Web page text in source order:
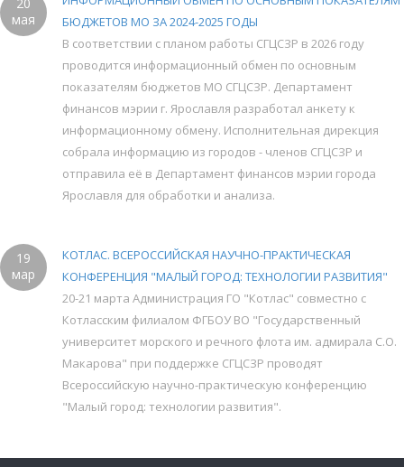
мая
БЮДЖЕТОВ МО ЗА 2024-2025 ГОДЫ
В соответствии с планом работы СГЦСЗР в 2026 году
проводится информационный обмен по основным
показателям бюджетов МО СГЦСЗР. Департамент
финансов мэрии г. Ярославля разработал анкету к
информационному обмену. Исполнительная дирекция
собрала информацию из городов - членов СГЦСЗР и
отправила её в Департамент финансов мэрии города
Ярославля для обработки и анализа.
19
мар
КОТЛАС. ВСЕРОССИЙСКАЯ НАУЧНО-ПРАКТИЧЕСКАЯ
КОНФЕРЕНЦИЯ "МАЛЫЙ ГОРОД: ТЕХНОЛОГИИ РАЗВИТИЯ"
20-21 марта Администрация ГО "Котлас" совместно с
Котласским филиалом ФГБОУ ВО "Государственный
университет морского и речного флота им. адмирала С.О.
Макарова" при поддержке СГЦСЗР проводят
Всероссийскую научно-практическую конференцию
"Малый город: технологии развития".